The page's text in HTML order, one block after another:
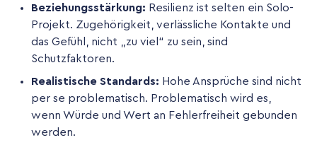
Beziehungsstärkung: Resilienz ist selten ein Solo-
Projekt. Zugehörigkeit, verlässliche Kontakte und
das Gefühl, nicht „zu viel“ zu sein, sind
Schutzfaktoren.
Realistische Standards: Hohe Ansprüche sind nicht
per se problematisch. Problematisch wird es,
wenn Würde und Wert an Fehlerfreiheit gebunden
werden.